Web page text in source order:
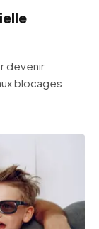
devenir
blocages